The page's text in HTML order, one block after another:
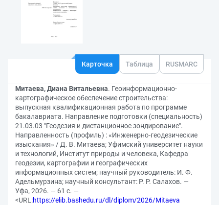
Карточка Таблица RUSMARC
Митаева, Диана Витальевна. Геоинформационно-
картографическое обеспечение строительства:
выпускная квалификационная работа по программе
бакалавриата. Направление подготовки (специальность)
21.03.03 "Геодезия и дистанционное зондирование".
Направленность (профиль) : «Инженерно-геодезические
изыскания» / Д. В. Митаева; Уфимский университет науки
и технологий, Институт природы и человека, Кафедра
геодезии, картографии и географических
информационных систем; научный руководитель: И. Ф.
Адельмурзина; научный консультант: Р. Р. Салахов. —
Уфа, 2026. — 61 с. —
<URL:https://elib.bashedu.ru/dl/diplom/2026/Mitaeva